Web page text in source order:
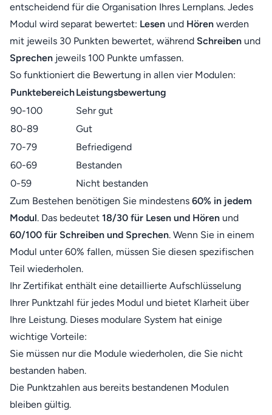
entscheidend für die Organisation Ihres Lernplans. Jedes
Modul wird separat bewertet: Lesen und Hören werden
mit jeweils 30 Punkten bewertet, während Schreiben und
Sprechen jeweils 100 Punkte umfassen.
So funktioniert die Bewertung in allen vier Modulen:
PunktebereichLeistungsbewertung
90-100
Sehr gut
80-89
Gut
70-79
Befriedigend
60-69
Bestanden
0-59
Nicht bestanden
Zum Bestehen benötigen Sie mindestens 60% in jedem
Modul. Das bedeutet 18/30 für Lesen und Hören und
60/100 für Schreiben und Sprechen. Wenn Sie in einem
Modul unter 60% fallen, müssen Sie diesen spezifischen
Teil wiederholen.
Ihr Zertifikat enthält eine detaillierte Aufschlüsselung
Ihrer Punktzahl für jedes Modul und bietet Klarheit über
Ihre Leistung. Dieses modulare System hat einige
wichtige Vorteile:
Sie müssen nur die Module wiederholen, die Sie nicht
bestanden haben.
Die Punktzahlen aus bereits bestandenen Modulen
bleiben gültig.